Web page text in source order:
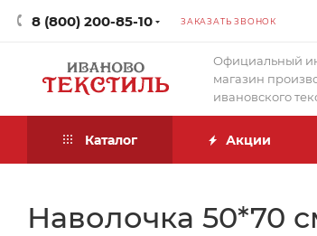
8 (800) 200-85-10 ЗАКАЗАТЬ ЗВОНОК
Официальный
магазин
ивановского
Каталог Акции
Наволочка 50*70